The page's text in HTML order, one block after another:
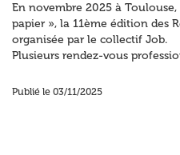
En novembre 2025 à Toulouse,
papier », la 11ème édition des
organisée par le collectif Job.
Plusieurs rendez-vous
Publié le 03/11/2025